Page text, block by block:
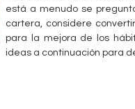
está a menudo se
cartera, considere
para la mejora de los
ideas a continuación para